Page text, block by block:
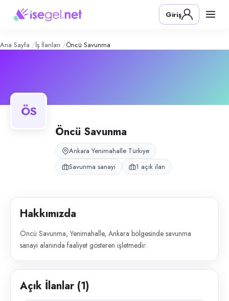
Savunma – Şirket Profili
Konum:
Öncü Savunma, Yenimahalle, Ankara bölgesinde savunma sanayi
Giriş
Ana Sayfa İş İlanları Öncü Savunma
ÖS
Öncü Savunma
Ankara Yenimahalle Türkiye
Savunma sanayi
1 açık ilan
Hakkımızda
Öncü Savunma, Yenimahalle, Ankara bölgesinde savunma
sanayi alanında faaliyet gösteren işletmedir.
Açık İlanlar (1)